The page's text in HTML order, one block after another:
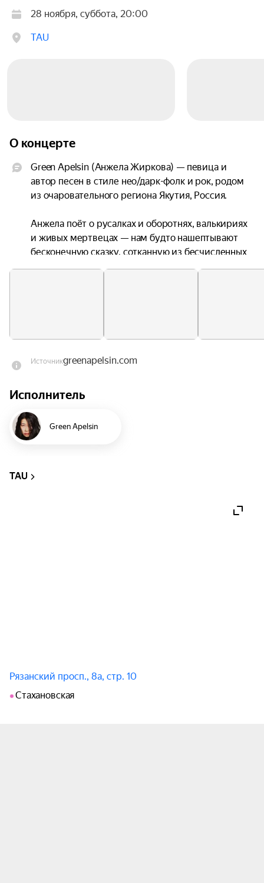
28 ноября, суббота, 20:00
TAU
О концерте
Green Apelsin (Анжела Жиркова) — певица и
автор песен в стиле нео/дарк-фолк и рок, родом
из очаровательного региона Якутия, Россия.
Анжела поёт о русалках и оборотнях, валькириях
и живых мертвецах — нам будто нашептывают
бесконечную сказку, сотканную из бесчисленных
полузабытых преданий. Эта воскрешенная
созданному для трепетной фолк-поэзии.
Источникgreenapelsin.com
Исполнитель
Green Apelsin
TAU
Рязанский просп., 8а, стр. 10
Стахановская